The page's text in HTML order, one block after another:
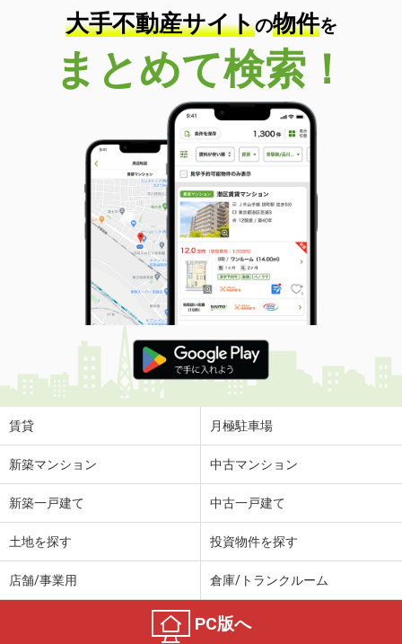
大手不動産サイトの物件を
まとめて検索！
賃貸 月極駐車場
新築マンション 中古マンション
新築一戸建て 中古一戸建て
土地を探す 投資物件を探す
店舗/事業用 倉庫/トランクルーム
PC版へ